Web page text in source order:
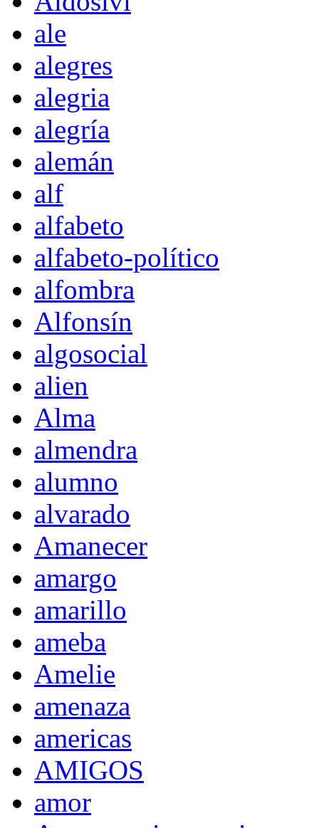
ale
alegres
alegria
alegría
alemán
alf
alfabeto
alfabeto-político
alfombra
Alfonsín
algosocial
alien
Alma
almendra
alumno
alvarado
Amanecer
amargo
amarillo
ameba
Amelie
amenaza
americas
AMIGOS
amor